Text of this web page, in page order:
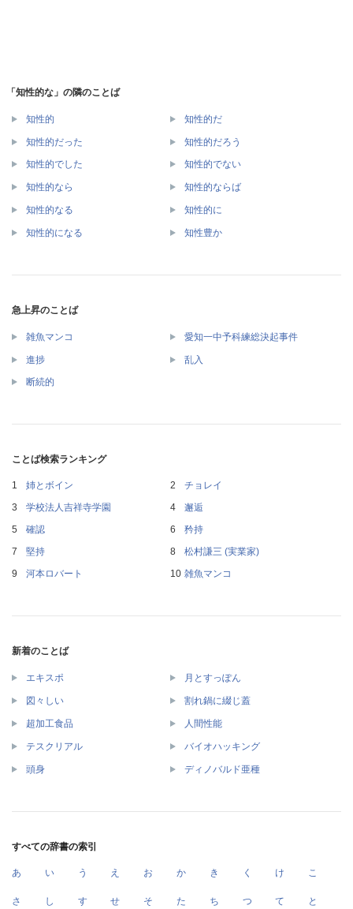
「知性的な」の隣のことば
知性的 知性的だ
知性的だった 知性的だろう
知性的でした 知性的でない
知性的なら 知性的ならば
知性的なる 知性的に
知性的になる 知性豊か
急上昇のことば
雑魚マンコ 愛知一中予科練総決起事件
進捗 乱入
断続的
ことば検索ランキング
姉とボイン
チョレイ
学校法人吉祥寺学園
邂逅
確認
矜持
堅持
松村謙三 (実業家)
河本ロバート
雑魚マンコ
新着のことば
エキスポ 月とすっぽん
図々しい 割れ鍋に綴じ蓋
超加工食品 人間性能
テスクリアル バイオハッキング
頭身 ディノバルド亜種
すべての辞書の索引
あ い う え お か き く け こ
さ し す せ そ た ち つ て と